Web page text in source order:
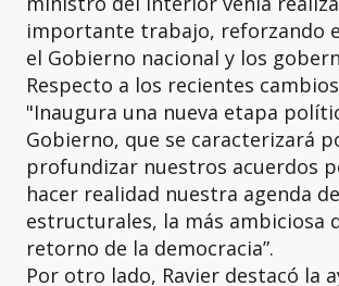
importante trabajo, reforzando
el Gobierno nacional y los
Respecto a los recientes
"Inaugura una nueva etapa
Gobierno, que se caracterizará
profundizar nuestros acuerdos
hacer realidad nuestra agenda
estructurales, la más ambiciosa
retorno de la democracia”.
Por otro lado, Ravier destacó la